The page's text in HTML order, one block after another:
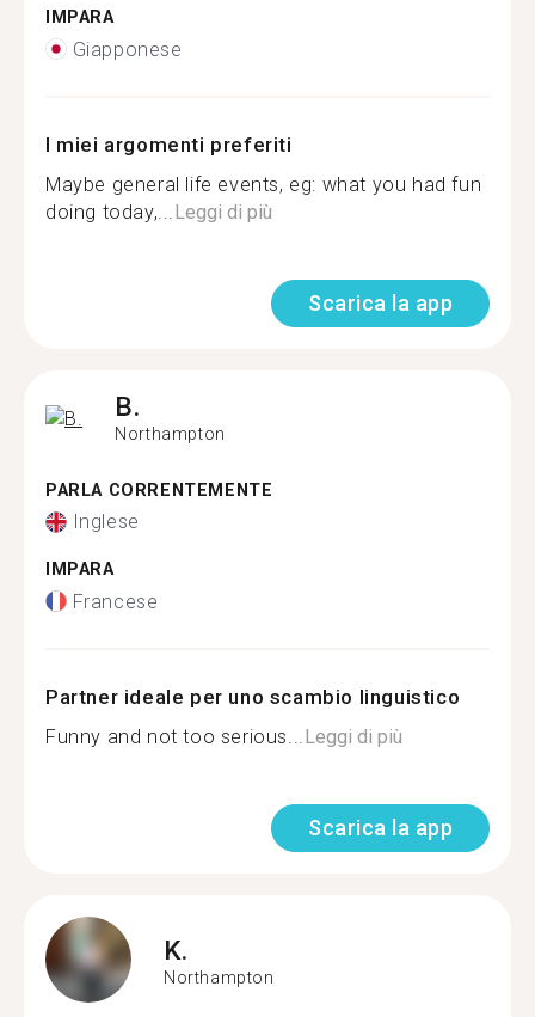
IMPARA
Giapponese
I miei argomenti preferiti
Maybe general life events, eg: what you had fun
doing today,... Leggi di più
Scarica la app
B.
Northampton
PARLA CORRENTEMENTE
Inglese
IMPARA
Francese
Partner ideale per uno scambio linguistico
Funny and not too serious... Leggi di più
Scarica la app
K.
Northampton